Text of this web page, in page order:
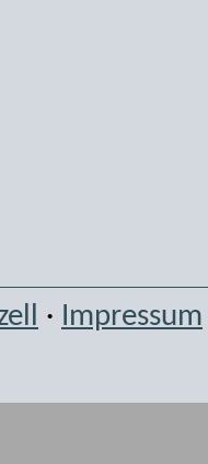
· Impressum